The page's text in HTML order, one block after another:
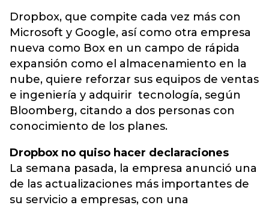
Dropbox, que compite cada vez más con
Microsoft y Google, así como otra empresa
nueva como Box en un campo de rápida
expansión como el almacenamiento en la
nube, quiere reforzar sus equipos de ventas
e ingeniería y adquirir tecnología, según
Bloomberg, citando a dos personas con
conocimiento de los planes.
Dropbox no quiso hacer declaraciones
La semana pasada, la empresa anunció una
de las actualizaciones más importantes de
su servicio a empresas, con una